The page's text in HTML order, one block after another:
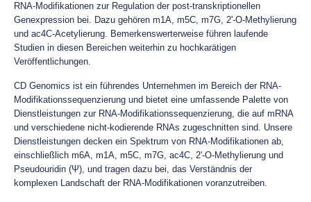
RNA-Modifikationen zur Regulation der post-transkriptionellen
Genexpression bei. Dazu gehören m1A, m5C, m7G, 2'-O-Methylierung
und ac4C-Acetylierung. Bemerkenswerterweise führen laufende
Studien in diesen Bereichen weiterhin zu hochkarätigen
Veröffentlichungen.
CD Genomics ist ein führendes Unternehmen im Bereich der RNA-
Modifikationssequenzierung und bietet eine umfassende Palette von
Dienstleistungen zur RNA-Modifikationssequenzierung, die auf mRNA
und verschiedene nicht-kodierende RNAs zugeschnitten sind. Unsere
Dienstleistungen decken ein Spektrum von RNA-Modifikationen ab,
einschließlich m6A, m1A, m5C, m7G, ac4C, 2'-O-Methylierung und
Pseudouridin (Ψ), und tragen dazu bei, das Verständnis der
komplexen Landschaft der RNA-Modifikationen voranzutreiben.